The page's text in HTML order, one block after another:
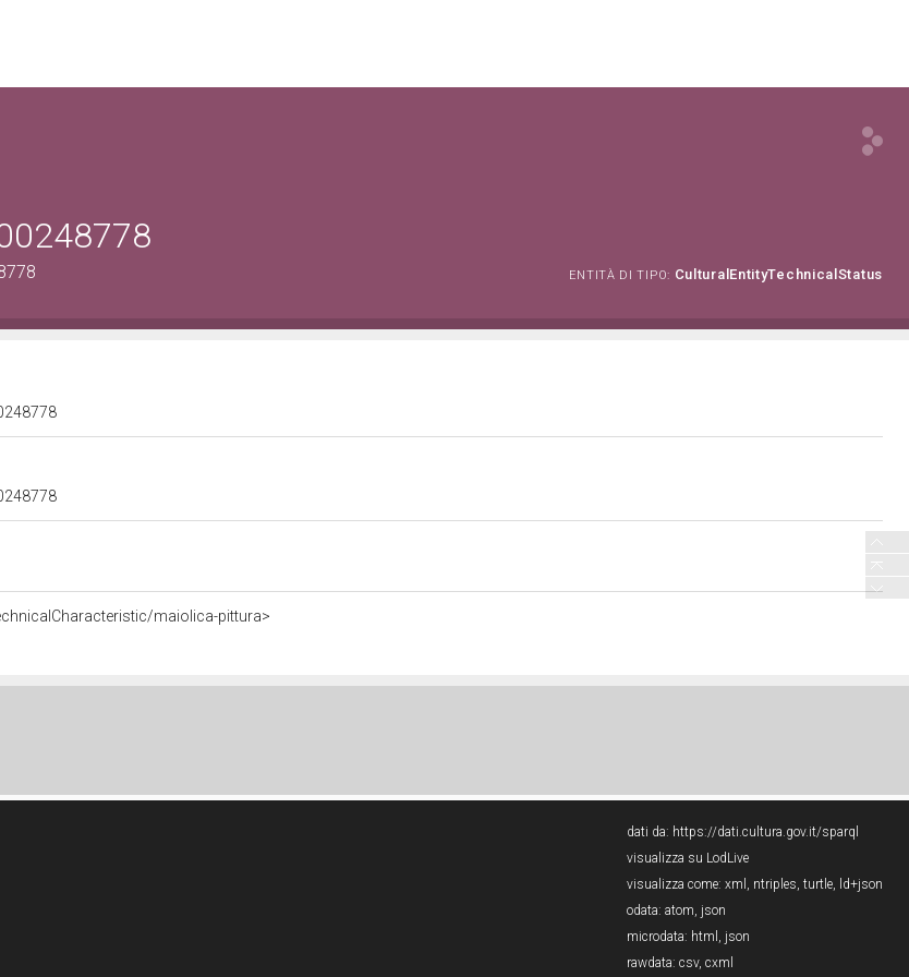
ENTITÀ DI TIPO: CulturalEntityTechnicalStatus
maiolica-pittura>
dati da: https://dati.cultura.gov.it/sparql
visualizza su LodLive
visualizza come: xml , ntriples, turtle, ld+json
odata: atom, json
microdata: html , json
rawdata: csv, cxml